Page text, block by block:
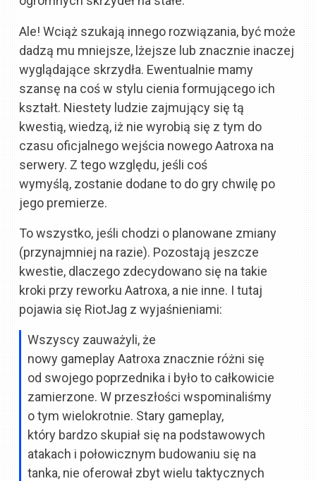
Ale! Wciąż szukają innego rozwiązania, być może
dadzą mu mniejsze, lżejsze lub znacznie inaczej
wyglądające skrzydła. Ewentualnie mamy
szansę na coś w stylu cienia formującego ich
kształt. Niestety ludzie zajmujący się tą
kwestią,wiedzą, iż nie wyrobią się z tym do
czasu oficjalnego wejścia nowegoAatroxa na
serwery. Z tego względu, jeśli coś
wymyślą, zostanie dodane to do gry chwilę po
jego premierze.
To wszystko, jeśli chodzi o planowane zmiany
(przynajmniej na razie). Pozostają jeszcze
kwestie, dlaczego zdecydowano się na takie
kroki przy reworku Aatroxa, a nie inne. I tutaj
pojawia się RiotJag z wyjaśnieniami:
Wszyscy zauważyli, że
nowy gameplay Aatroxa znacznie różni się
od swojego poprzednika i było to całkowicie
zamierzone. W przeszłości wspominaliśmy
o tym wielokrotnie. Stary gameplay,
który bardzo skupiał się na podstawowych
atakach i połowicznym budowaniu się na
tanka, nie oferował zbyt wielu taktycznych